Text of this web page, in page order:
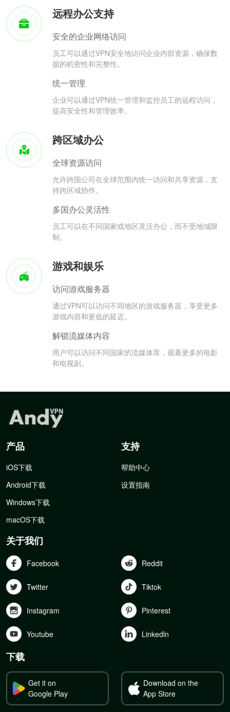
远程办公支持
安全的企业网络访问
员工可以通过VPN安全地访问企业内部资源，确保数
据的机密性和完整性。
统一管理
企业可以通过VPN统一管理和监控员工的远程访问，
提高安全性和管理效率。
跨区域办公
全球资源访问
允许跨国公司在全球范围内统一访问和共享资源，支
持跨区域协作。
多国办公灵活性
员工可以在不同国家或地区灵活办公，而不受地域限
制。
游戏和娱乐
访问游戏服务器
通过VPN可以访问不同地区的游戏服务器，享受更多
游戏内容和更低的延迟。
解锁流媒体内容
用户可以访问不同国家的流媒体库，观看更多的电影
和电视剧。
产品
iOS下载
Android下载
Windows下载
macOS下载
支持
帮助中心
设置指南
关于我们
Facebook Reddit
Twitter Tiktok
Instagram Pinterest
Youtube Linkedln
下载
Get it on
Google Play
Download on the
App Store